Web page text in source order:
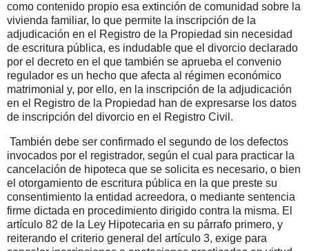
como contenido propio esa extinción de comunidad sobre la
vivienda familiar, lo que permite la inscripción de la
adjudicación en el Registro de la Propiedad sin necesidad
de escritura pública, es indudable que el divorcio declarado
por el decreto en el que también se aprueba el convenio
regulador es un hecho que afecta al régimen económico
matrimonial y, por ello, en la inscripción de la adjudicación
en el Registro de la Propiedad han de expresarse los datos
de inscripción del divorcio en el Registro Civil.
También debe ser confirmado el segundo de los defectos
invocados por el registrador, según el cual para practicar la
cancelación de hipoteca que se solicita es necesario, o bien
el otorgamiento de escritura pública en la que preste su
consentimiento la entidad acreedora, o mediante sentencia
firme dictada en procedimiento dirigido contra la misma. El
artículo 82 de la Ley Hipotecaria en su párrafo primero, y
reiterando el criterio general del artículo 3, exige para